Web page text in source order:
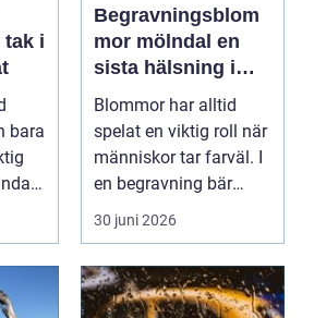
bara
Begravningsblom
mor mölndal en
sista hälsning i
blomsterform
Blommor har alltid
spelat en viktig roll när
människor tar farväl. I
en begravning bär
varje färg, f...
30 juni 2026